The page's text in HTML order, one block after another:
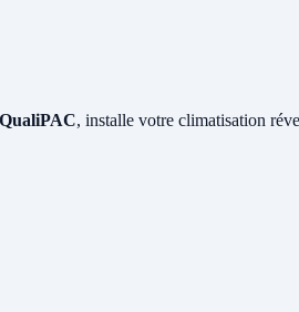
, installe votre climatisation